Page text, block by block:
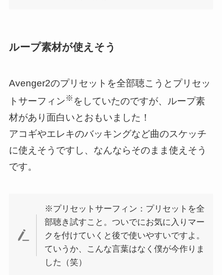
ループ素材が使えそう
Avenger2のプリセットを全部聴こうとプリセッ
トサーフィン※ をしていたのですが、ループ素
材があり面白いとおもいました！
アコギやエレキのバッキングなど曲のスケッチ
に使えそうですし、なんならそのまま使えそう
です。
※プリセットサーフィン：プリセットを全
部聴き試すこと。ついでにお気に入りマー
クを付けていくと後で使いやすいですよ。
ていうか、こんな言葉はなく僕が今作りま
した（笑）